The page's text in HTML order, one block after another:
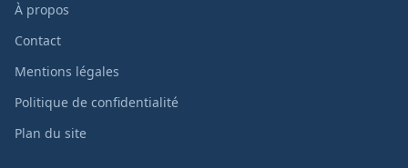
À propos
Contact
Mentions légales
Politique de confidentialité
Plan du site